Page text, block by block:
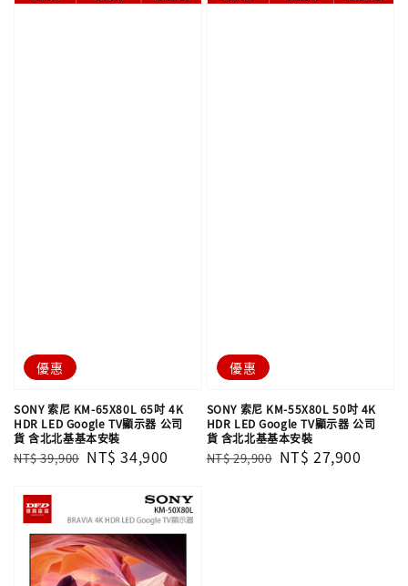
優惠
SONY 索尼 KM-65X80L 65吋 4K
HDR LED Google TV顯示器 公司
貨 含北北基基本安裝
Regular
NT$ 39,900 Sale
NT$ 34,900
優惠
SONY 索尼 KM-55X80L 50吋 4K
HDR LED Google TV顯示器 公司
貨 含北北基基本安裝
Regular
NT$ 29,900 Sale
NT$ 27,900